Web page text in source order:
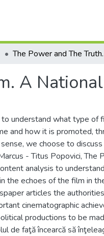
A
understand what type of
and how it is promoted,
sense, we choose to
- Titus Popovici, The
analysis to
the echoes of the film in
articles the
cinematographic
productions to be
de faţă încearcă să